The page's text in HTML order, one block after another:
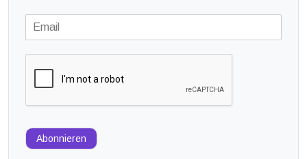
Abonnieren